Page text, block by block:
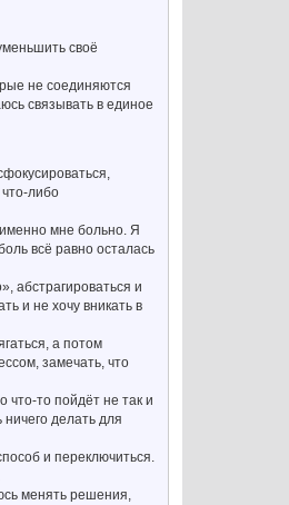
своё
не соединяются
связывать в единое
либо
мне больно. Я
всё равно осталась
абстрагироваться и
и не хочу вникать в
а потом
замечать, что
что-то пойдёт не так и
делать для
и переключиться.
менять решения,